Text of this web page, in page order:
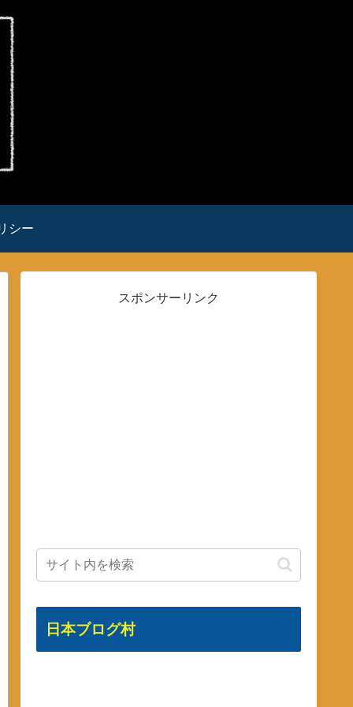
シー
スポンサーリンク
日本ブログ村